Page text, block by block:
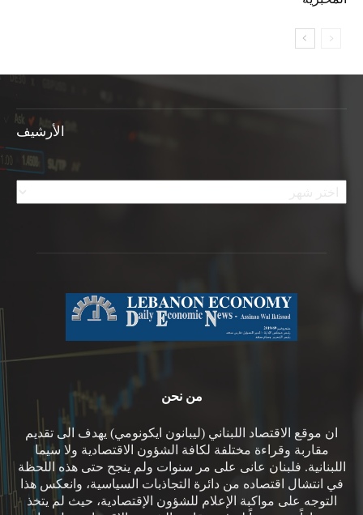
الأرشيف
الأرشيف
من نحن
ان موقع الاقتصاد اللبناني (ليبانون ايكونومي) يهدف الى تقديم
مقاربة وقراءة مختلفة لكافة الشؤون الاقتصادية ولا سيما
اللبنانية. فلبنان عانى على مر سنوات ولم ينجح حتى هذه اللحظة
في انتشال اقتصاده من دائرة التجاذبات السياسية، وانعكس هذا
التوجه على مواكبة الإعلام للشؤون الإقتصادية، حيث لم يتخذ